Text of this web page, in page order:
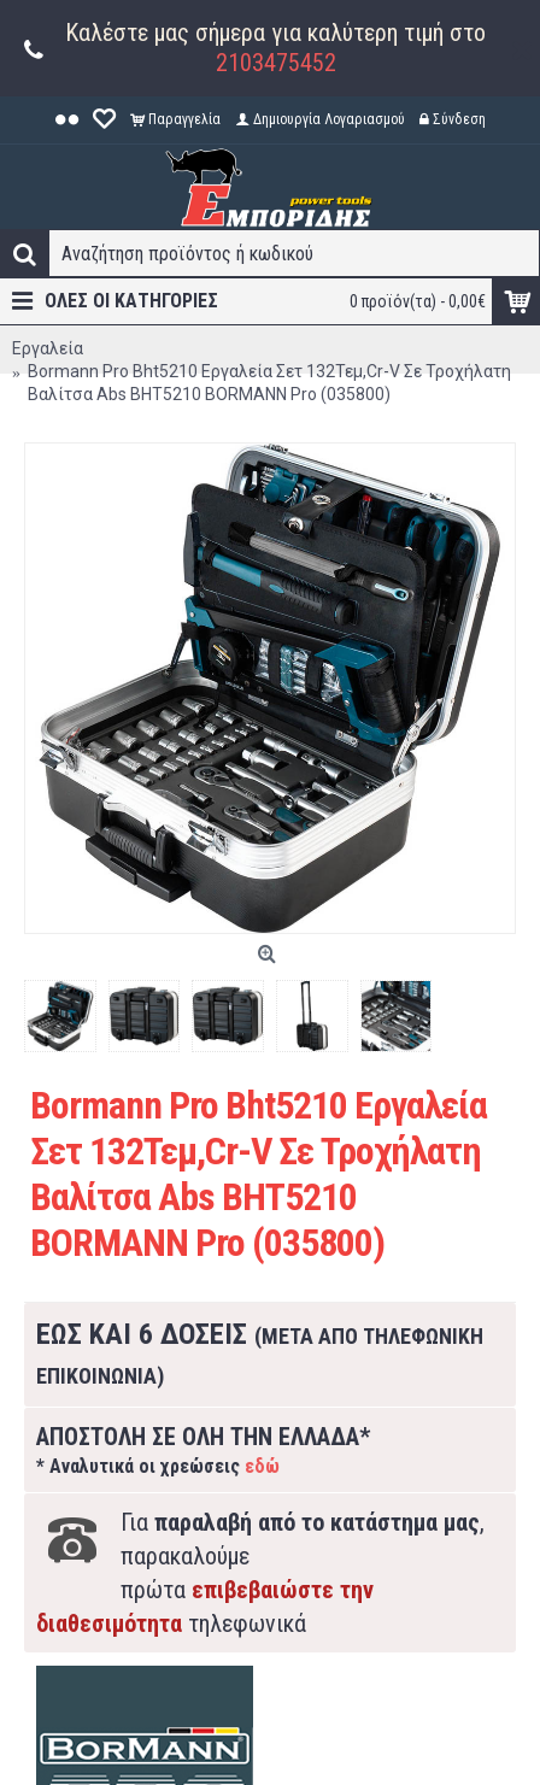
Καλέστε μας σήμερα για καλύτερη τιμή στο
2103475452
Παραγγελία Δημιουργία Λογαριασμού Σύνδεση
0 προϊόν(τα) - 0,00€
ΟΛΕΣ ΟΙ ΚΑΤΗΓΟΡΊΕΣ
Εργαλεία
Bormann Pro Bht5210 Εργαλεία Σετ 132Τεμ,Cr-V Σε Τροχήλατη
Βαλίτσα Abs BHT5210 BORMANN Pro (035800)
Bormann Pro Bht5210 Εργαλεία
Σετ 132Τεμ,Cr-V Σε Τροχήλατη
Βαλίτσα Abs BHT5210
BORMANN Pro (035800)
ΕΩΣ ΚΑΙ 6 ΔΟΣΕΙΣ (ΜΕΤΑ ΑΠΟ ΤΗΛΕΦΩΝΙΚΗ
ΕΠΙΚΟΙΝΩΝΙΑ)
ΑΠΟΣΤΟΛΗ ΣΕ ΟΛΗ ΤΗΝ ΕΛΛΑΔΑ*
* Αναλυτικά οι χρεώσεις εδώ
Για παραλαβή από το κατάστημα μας,
παρακαλούμε
πρώτα επιβεβαιώστε την
διαθεσιμότητα τηλεφωνικά